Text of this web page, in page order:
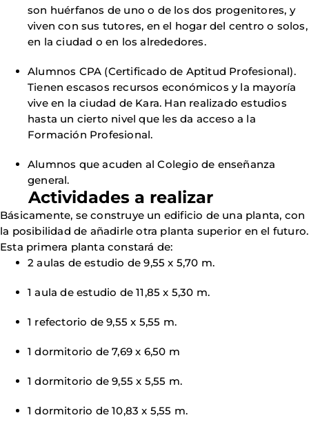
son huérfanos de uno o de los dos progenitores, y
viven con sus tutores, en el hogar del centro o solos,
en la ciudad o en los alrededores.
Alumnos CPA (Certificado de Aptitud Profesional).
Tienen escasos recursos económicos y la mayoría
vive en la ciudad de Kara. Han realizado estudios
hasta un cierto nivel que les da acceso a la
Formación Profesional.
Alumnos que acuden al Colegio de enseñanza
general.
Actividades a realizar
Básicamente, se construye un edificio de una planta, con
la posibilidad de añadirle otra planta superior en el futuro.
Esta primera planta constará de:
2 aulas de estudio de 9,55 x 5,70 m.
1 aula de estudio de 11,85 x 5,30 m.
1 refectorio de 9,55 x 5,55 m.
1 dormitorio de 7,69 x 6,50 m
1 dormitorio de 9,55 x 5,55 m.
1 dormitorio de 10,83 x 5,55 m.